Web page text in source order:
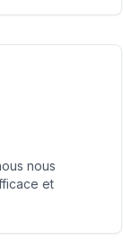
nous
et